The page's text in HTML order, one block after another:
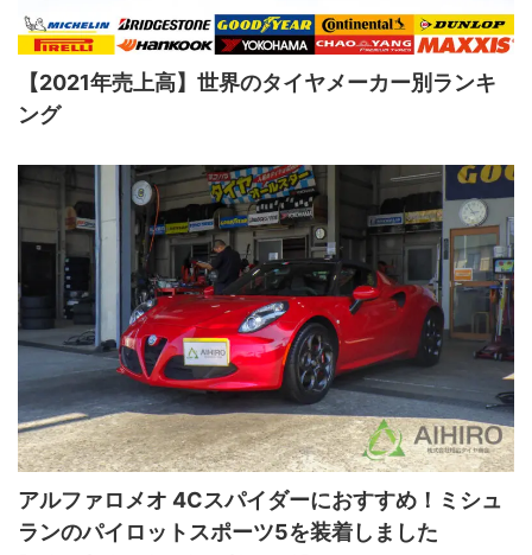
【2021年売上高】世界のタイヤメーカー別ランキ
ング
アルファロメオ 4Cスパイダーにおすすめ！ミシュ
ランのパイロットスポーツ5を装着しました